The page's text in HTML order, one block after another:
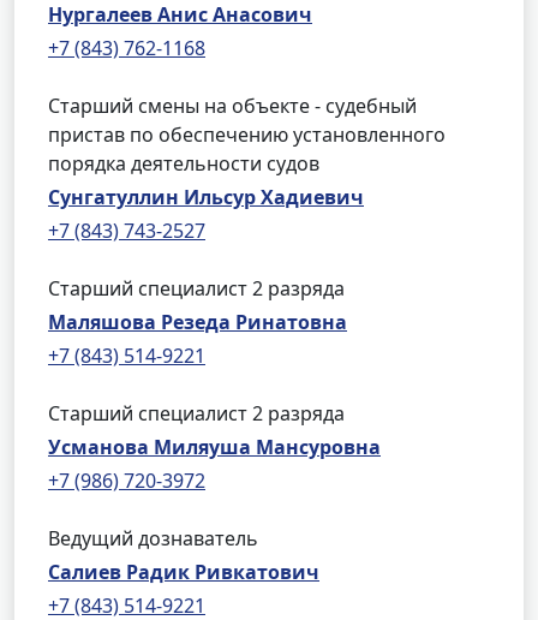
Нургалеев Анис Анасович
+7 (843) 762-1168
Старший смены на объекте - судебный
пристав по обеспечению установленного
порядка деятельности судов
Сунгатуллин Ильсур Хадиевич
+7 (843) 743-2527
Старший специалист 2 разряда
Маляшова Резеда Ринатовна
+7 (843) 514-9221
Старший специалист 2 разряда
Усманова Миляуша Мансуровна
+7 (986) 720-3972
Ведущий дознаватель
Салиев Радик Ривкатович
+7 (843) 514-9221